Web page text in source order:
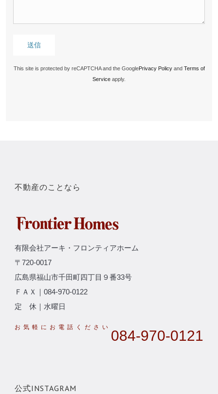
This site is protected by reCAPTCHA and the GooglePrivacy Policyand Terms of
Service apply.
不動産のことなら
有限会社アーキ・フロンティアホーム
〒720-0017
広島県福山市千田町四丁目９番33号
ＦＡＸ｜084-970-0122
定 休｜水曜日
084-970-0121
公式INSTAGRAM